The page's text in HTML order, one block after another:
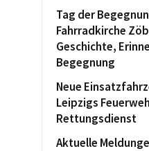
Tag der
Fahrradkirche
Geschichte,
Begegnung
Neue
Leipzigs
Rettungsdienst
Aktuelle